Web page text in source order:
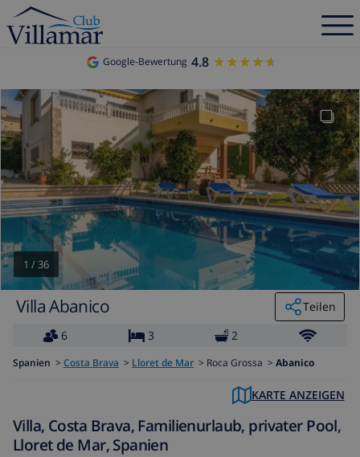
Google-Bewertung 4.8 ★★★★★
★★★★★
1 /36
Villa Abanico
Teilen
6
3 2
Spanien > Costa Brava > Lloret de Mar > Roca Grossa > Abanico
KARTE ANZEIGEN
Villa, Costa Brava, Familienurlaub, privater Pool,
Lloret de Mar, Spanien